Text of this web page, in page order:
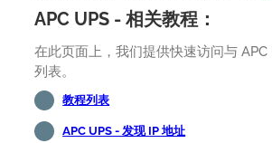
APC UPS - 相关教程：
在此页面上，我们提供快速访问与 APC
列表。
教程列表
APC UPS - 发现 IP 地址